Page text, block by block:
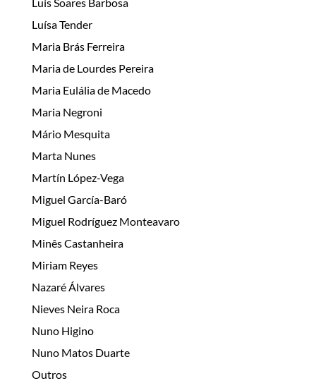
Luísa Tender
Maria Brás Ferreira
Maria de Lourdes Pereira
Maria Eulália de Macedo
Maria Negroni
Mário Mesquita
Marta Nunes
Martín López-Vega
Miguel García-Baró
Miguel Rodríguez Monteavaro
Minês Castanheira
Miriam Reyes
Nazaré Álvares
Nieves Neira Roca
Nuno Higino
Nuno Matos Duarte
Outros